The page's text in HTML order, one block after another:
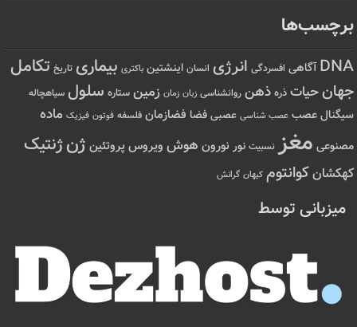
برچسب‌ها
DNA آگاهی افسردگی انرژی انسان اینشتین باکتری بیماری تاریخ تکامل
جهانحیات ذره ذهن روانشناسی زبان زمان زمین ستاره سلول سیاهچاله
سیگنال عصب عصب شناسی عصبی فضا فضازمان فلسفه فوتون فیزیک ماده
مصنوعی مغز نسبیت نور نورون هوش ویروس پروتئین ژنژنتیک
کهکشانکوانتوم کیهان گرانش
میزبانی توسط